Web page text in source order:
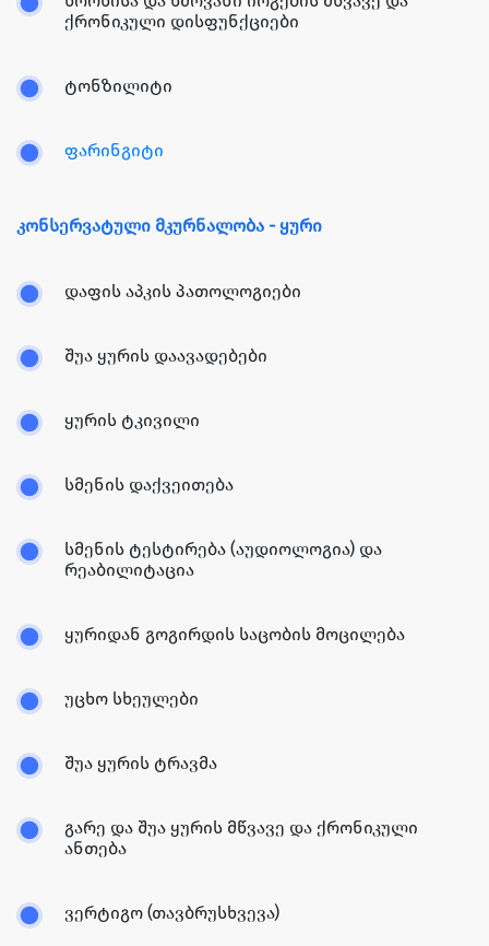
ქრონიკული დისფუნქციები
ტონზილიტი
ფარინგიტი
კონსერვატული მკურნალობა - ყური
დაფის აპკის პათოლოგიები
შუა ყურის დაავადებები
ყურის ტკივილი
სმენის დაქვეითება
სმენის ტესტირება (აუდიოლოგია) და
რეაბილიტაცია
ყურიდან გოგირდის საცობის მოცილება
უცხო სხეულები
შუა ყურის ტრავმა
გარე და შუა ყურის მწვავე და ქრონიკული
ანთება
ვერტიგო (თავბრუსხვევა)